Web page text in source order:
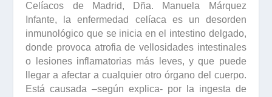
Celíacos
de Madrid, Dña. Manuela
Márquez
Infante, la enfermedad celíaca es un desorden
inmunológico que se inicia en el intestino delgado,
donde provoca atrofia de vellosidades intestinales
o lesiones inflamatorias más leves, y que puede
llegar a afectar a cualquier otro órgano del cuerpo.
Está causada –según explica- por la ingesta de